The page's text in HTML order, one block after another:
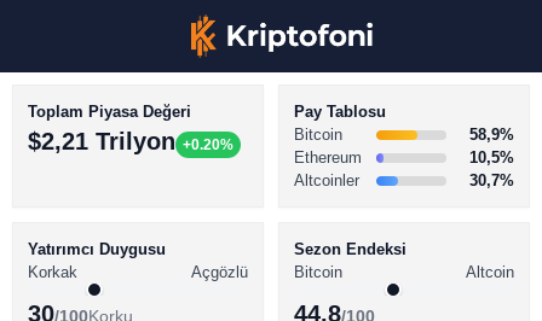
BİTCOİN HABERLERİ
ALTCOİN HABERLERİ
Toplam Piyasa Değeri
$2,21 Trilyon +0.20%
Pay Tablosu
Bitcoin
58,9%
Ethereum
10,5%
Altcoinler
30,7%
Yatırımcı Duygusu
Korkak
Açgözlü
30/100Korku
Sezon Endeksi
Bitcoin
Altcoin
44.8/100